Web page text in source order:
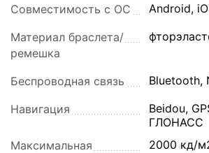
Совместимость с ОС Android,
Материал браслета/
ремешка
Беспроводная связь Bluetooth,
Навигация
Beidou,
ГЛОНАСС
Максимальная
2000 кд/